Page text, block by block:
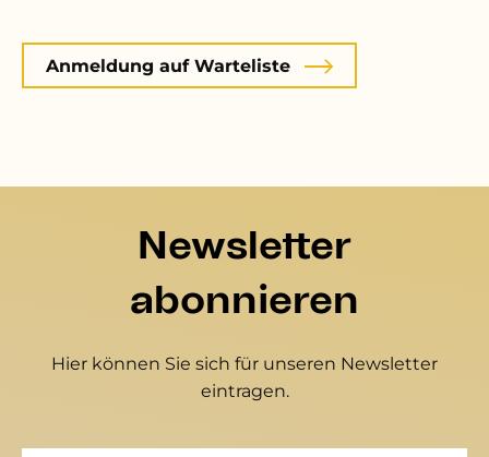
Anmeldung auf Warteliste
Newsletter
abonnieren
Hier können Sie sich für unseren Newsletter
eintragen.